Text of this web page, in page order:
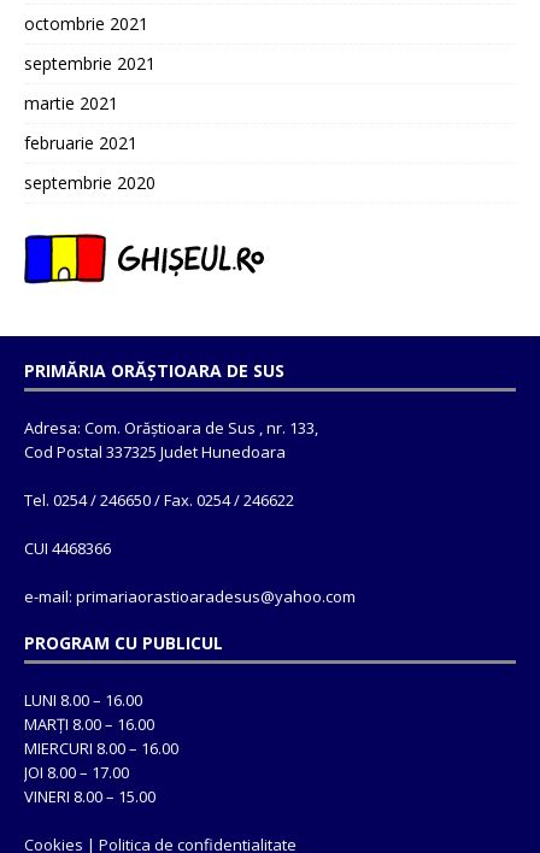
octombrie 2021
septembrie 2021
martie 2021
februarie 2021
septembrie 2020
PRIMĂRIA ORĂȘTIOARA DE SUS
Adresa: Com. Orăștioara de Sus , nr. 133,
Cod Postal 337325 Judet Hunedoara
Tel. 0254 / 246650 / Fax. 0254 / 246622
CUI 4468366
e-mail: primariaorastioaradesus@yahoo.com
PROGRAM CU PUBLICUL
LUNI 8.00 – 16.00
MARȚI 8.00 – 16.00
MIERCURI 8.00 – 16.00
JOI 8.00 – 17.00
VINERI 8.00 – 15.00
Cookies | Politica de confidentialitate